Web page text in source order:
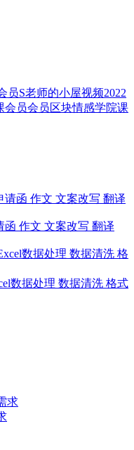
员S老师的小屋视频2022
会员会员区块情感学院课
作文 文案改写 翻译
数据处理 数据清洗 格式